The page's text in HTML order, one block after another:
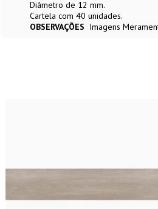
Diâmetro de 12 mm.
Cartela com 40 unidades.
OBSERVAÇÕES Imagens